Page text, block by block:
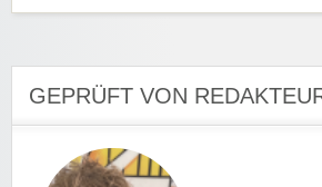
GEPRÜFT VON